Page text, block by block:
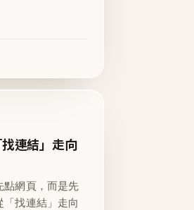
連結」走向
點網頁，而是先
「找連結」走向